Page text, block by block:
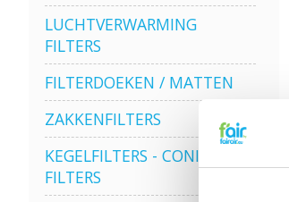
LUCHTVERWARMING
FILTERS
FILTERDOEKEN / MATTEN
ZAKKENFILTERS
KEGELFILTERS - CONISCHE
FILTERS